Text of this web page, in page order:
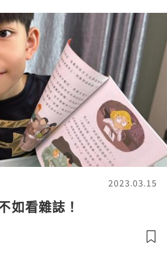
2023.03.15
如看雜誌！